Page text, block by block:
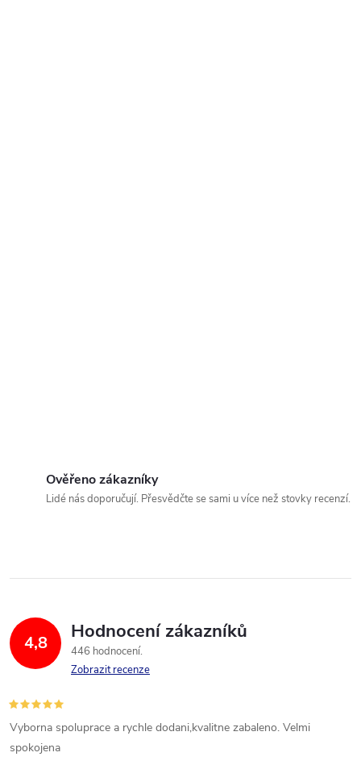
Ověřeno zákazníky
Lidé nás doporučují. Přesvědčte se sami u více než stovky recenzí.
4,8 Hodnocení zákazníků
446 hodnocení
Zobrazit recenze
Vyborna spoluprace a rychle dodani,kvalitne zabaleno. Velmi
spokojena